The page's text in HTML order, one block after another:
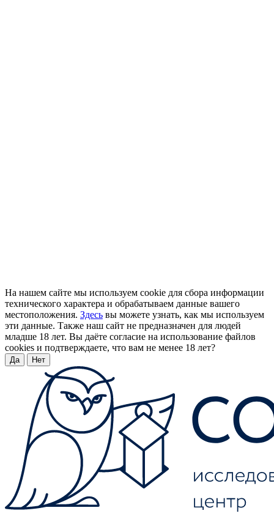
На нашем сайте мы используем cookie для сбора информации
технического характера и обрабатываем данные вашего
местоположения. Здесь вы можете узнать, как мы используем
эти данные. Также наш сайт не предназначен для людей
младше 18 лет. Вы даёте согласие на использование файлов
cookies и подтверждаете, что вам не менее 18 лет?
Да Нет